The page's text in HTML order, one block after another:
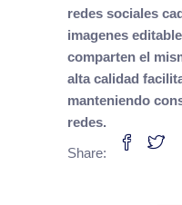
redes sociales
imagenes
comparten el
alta calidad
manteniendo
redes.
Share: